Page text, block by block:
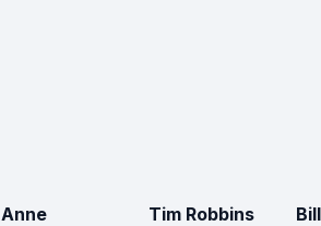
Anne
Tim Robbins